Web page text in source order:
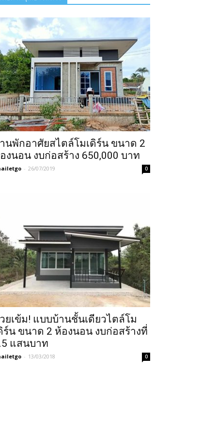
นพักอาศัยสไตล์โมเดิร์น ขนาด 2
งนอน งบก่อสร้าง 650,000 บาท
- 26/07/2019 0
ยเข้ม! แบบบ้านชั้นเดียวไตล์โม
ร์น ขนาด 2 ห้องนอน งบก่อสร้างที่
แสนบาท
- 13/03/2018 0